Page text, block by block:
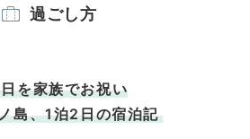
過ごし方
を家族でお祝い
島、1泊2日の宿泊記